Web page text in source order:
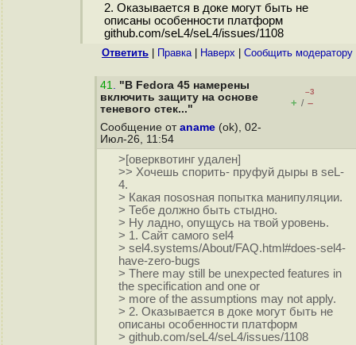
2. Оказывается в доке могут быть не
описаны особенности платформ
github.com/seL4/seL4/issues/1108
Ответить Правка| Наверх Cообщить модератору
41. "В Fedora 45 намерены
включить защиту на основе
теневого стек..."
–3
+ / –
Сообщение от aname (ok), 02-
Июл-26, 11:54
>[оверквотинг удален]
>> Хочешь спорить- пруфуй дыры в seL-
4.
> Какая поsosная попытка манипуляции.
> Тебе должно быть стыдно.
> Ну ладно, опущусь на твой уровень.
> 1. Сайт самого sel4
> sel4.systems/About/FAQ.html#does-sel4-
have-zero-bugs
> There may still be unexpected features in
the specification and one or
> more of the assumptions may not apply.
> 2. Оказывается в доке могут быть не
описаны особенности платформ
> github.com/seL4/seL4/issues/1108